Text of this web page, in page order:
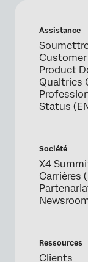
Assistance
Product
Qualtrics
Status
Société
X4
Carrières
Ressources
Clients